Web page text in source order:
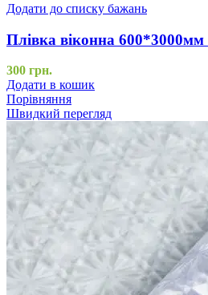
Додати до списку бажань
Плівка віконна 600*3000мм
300 грн.
Додати в кошик
Порівняння
Швидкий перегляд